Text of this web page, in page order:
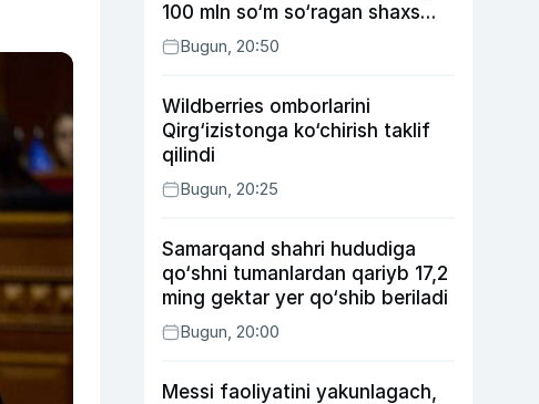
100 mln so‘m so‘ragan shaxs
ushlandi
Bugun, 20:50
Wildberries omborlarini
Qirg‘izistonga ko‘chirish taklif
qilindi
Bugun, 20:25
Samarqand shahri hududiga
qo‘shni tumanlardan qariyb 17,2
ming gektar yer qo‘shib beriladi
Bugun, 20:00
Messi faoliyatini yakunlagach,